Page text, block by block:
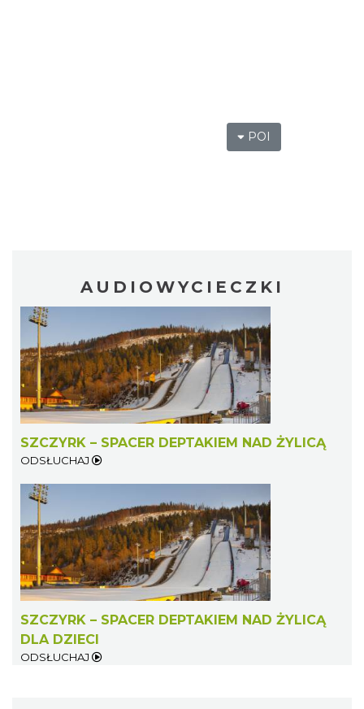
POI
AUDIOWYCIECZKI
SZCZYRK – SPACER DEPTAKIEM NAD ŻYLICĄ
ODSŁUCHAJ
SZCZYRK – SPACER DEPTAKIEM NAD ŻYLICĄ
DLA DZIECI
ODSŁUCHAJ